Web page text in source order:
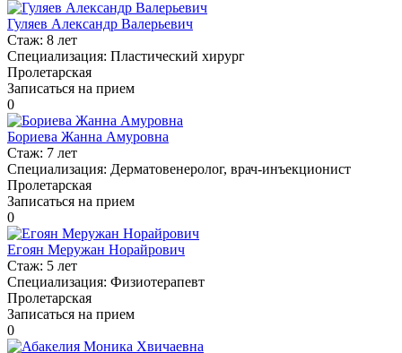
Гуляев Александр Валерьевич
Стаж: 8 лет
Специализация: Пластический хирург
Пролетарская
Записаться на прием
0
Бориева Жанна Амуровна
Стаж: 7 лет
Специализация: Дерматовенеролог, врач-инъекционист
Пролетарская
Записаться на прием
0
Егоян Меружан Норайрович
Стаж: 5 лет
Специализация: Физиотерапевт
Пролетарская
Записаться на прием
0